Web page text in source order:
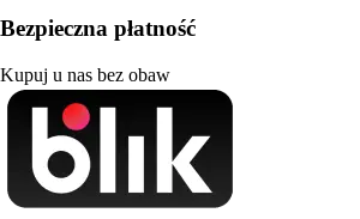
Bezpieczna płatność
Kupuj u nas bez obaw